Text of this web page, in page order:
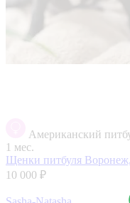
Американский
1 мес.
Щенки питбуля
10 000 ₽